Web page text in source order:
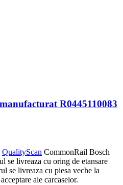
R0445110083
QualityScan CommonRail Bosch
se livreaza cu oring de etansare
se livreaza cu piesa veche la
ale carcaselor.